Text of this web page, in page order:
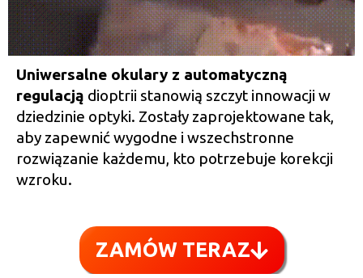
Uniwersalne okulary z automatyczną
regulacją dioptrii stanowią szczyt innowacji w
dziedzinie optyki. Zostały zaprojektowane tak,
aby zapewnić wygodne i wszechstronne
rozwiązanie każdemu, kto potrzebuje korekcji
wzroku.
ZAMÓW TERAZ